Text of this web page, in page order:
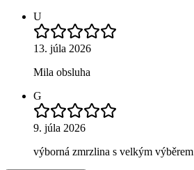
U
13. júla 2026
Mila obsluha
G
9. júla 2026
výborná zmrzlina s velkým výběrem